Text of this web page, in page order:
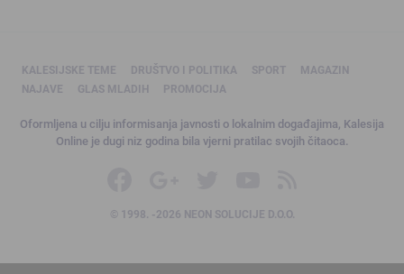
KALESIJSKE TEME DRUŠTVO I POLITIKA SPORT
MAGAZIN
NAJAVE
GLAS MLADIH PROMOCIJA
Oformljena u cilju informisanja javnosti o lokalnim događajima, Kalesija
Online je dugi niz godina bila vjerni pratilac svojih čitaoca.
© 1998. -2026 NEON SOLUCIJE D.O.O.